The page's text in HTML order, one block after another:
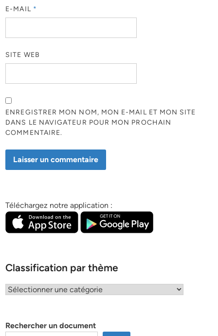
E-MAIL *
SITE WEB
ENREGISTRER MON NOM, MON E-MAIL ET MON SITE
DANS LE NAVIGATEUR POUR MON PROCHAIN
COMMENTAIRE.
Téléchargez notre application :
Classification par thème
Classification
Rechercher un document